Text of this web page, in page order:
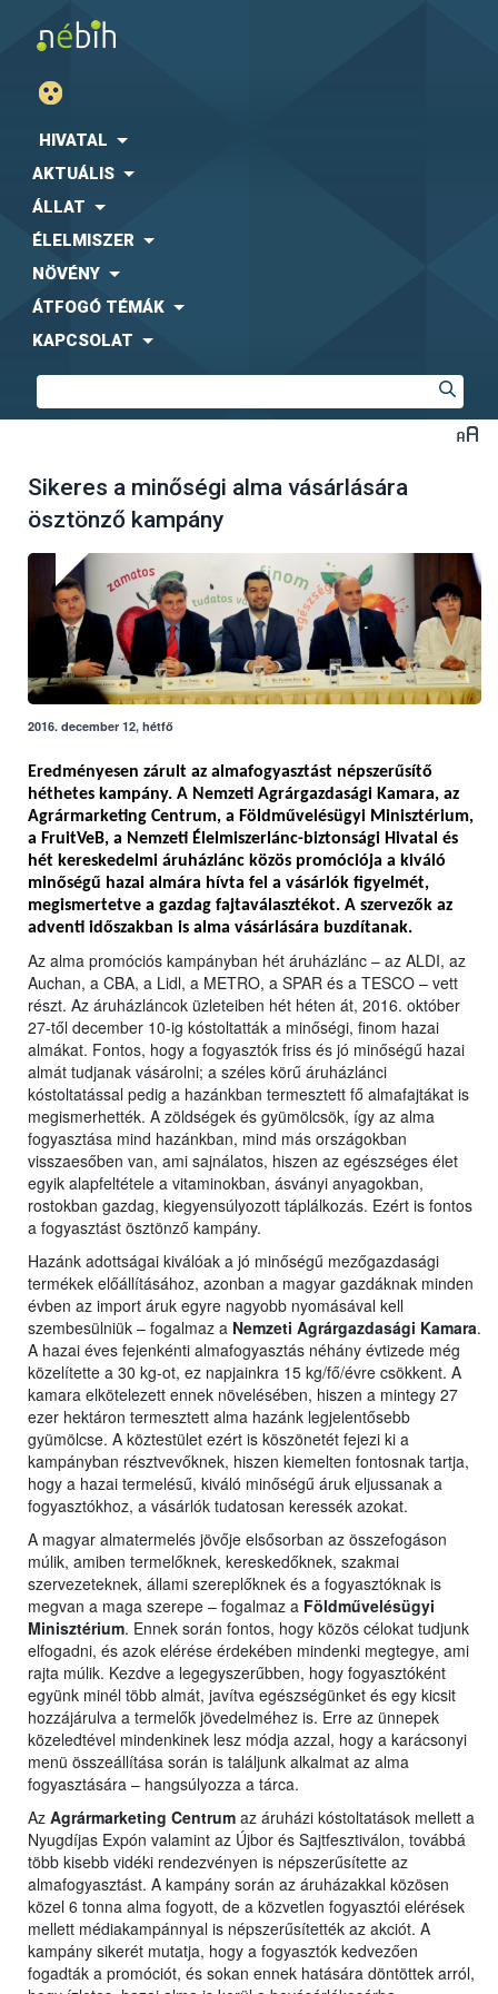
HIVATAL
AKTUÁLIS
ÁLLAT
ÉLELMISZER
NÖVÉNY
ÁTFOGÓ TÉMÁK
KAPCSOLAT
Sikeres a minőségi alma vásárlására
ösztönző kampány
2016. december 12, hétfő
Eredményesen zárult az almafogyasztást népszerűsítő
héthetes kampány. A Nemzeti Agrárgazdasági Kamara, az
Agrármarketing Centrum, a Földművelésügyi Minisztérium,
a FruitVeB, a Nemzeti Élelmiszerlánc-biztonsági Hivatal és
hét kereskedelmi áruházlánc közös promóciója a kiváló
minőségű hazai almára hívta fel a vásárlók figyelmét,
megismertetve a gazdag fajtaválasztékot. A szervezők az
adventi időszakban is alma vásárlására buzdítanak.
Az alma promóciós kampányban hét áruházlánc – az ALDI, az
Auchan, a CBA, a Lidl, a METRO, a SPAR és a TESCO – vett
részt. Az áruházláncok üzleteiben hét héten át, 2016. október
27-től december 10-ig kóstoltatták a minőségi, finom hazai
almákat. Fontos, hogy a fogyasztók friss és jó minőségű hazai
almát tudjanak vásárolni; a széles körű áruházlánci
kóstoltatással pedig a hazánkban termesztett fő almafajtákat is
megismerhették. A zöldségek és gyümölcsök, így az alma
fogyasztása mind hazánkban, mind más országokban
visszaesőben van, ami sajnálatos, hiszen az egészséges élet
egyik alapfeltétele a vitaminokban, ásványi anyagokban,
rostokban gazdag, kiegyensúlyozott táplálkozás. Ezért is fontos
a fogyasztást ösztönző kampány.
Hazánk adottságai kiválóak a jó minőségű mezőgazdasági
termékek előállításához, azonban a magyar gazdáknak minden
évben az import áruk egyre nagyobb nyomásával kell
szembesülniük – fogalmaz a Nemzeti Agrárgazdasági Kamara.
A hazai éves fejenkénti almafogyasztás néhány évtizede még
közelítette a 30 kg-ot, ez napjainkra 15 kg/fő/évre csökkent. A
kamara elkötelezett ennek növelésében, hiszen a mintegy 27
ezer hektáron termesztett alma hazánk legjelentősebb
gyümölcse. A köztestület ezért is köszönetét fejezi ki a
kampányban résztvevőknek, hiszen kiemelten fontosnak tartja,
hogy a hazai termelésű, kiváló minőségű áruk eljussanak a
fogyasztókhoz, a vásárlók tudatosan keressék azokat.
A magyar almatermelés jövője elsősorban az összefogáson
múlik, amiben termelőknek, kereskedőknek, szakmai
szervezeteknek, állami szereplőknek és a fogyasztóknak is
megvan a maga szerepe – fogalmaz a Földművelésügyi
Minisztérium. Ennek során fontos, hogy közös célokat tudjunk
elfogadni, és azok elérése érdekében mindenki megtegye, ami
rajta múlik. Kezdve a legegyszerűbben, hogy fogyasztóként
együnk minél több almát, javítva egészségünket és egy kicsit
hozzájárulva a termelők jövedelméhez is. Erre az ünnepek
közeledtével mindenkinek lesz módja azzal, hogy a karácsonyi
menü összeállítása során is találjunk alkalmat az alma
fogyasztására – hangsúlyozza a tárca.
Az Agrármarketing Centrum az áruházi kóstoltatások mellett a
Nyugdíjas Expón valamint az Újbor és Sajtfesztiválon, továbbá
több kisebb vidéki rendezvényen is népszerűsítette az
almafogyasztást. A kampány során az áruházakkal közösen
közel 6 tonna alma fogyott, de a közvetlen fogyasztói elérések
mellett médiakampánnyal is népszerűsítették az akciót. A
kampány sikerét mutatja, hogy a fogyasztók kedvezően
fogadták a promóciót, és sokan ennek hatására döntöttek arról,